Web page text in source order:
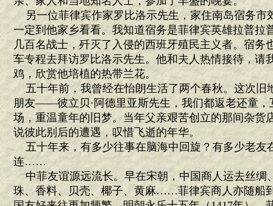
另一位菲律宾作家罗比洛示先生，家住南岛宿务市
一定到他家乡看看。我知道宿务是菲律宾英雄拉普拉
几百名战士，歼灭了入侵的西班牙殖民主义者。宿务
车专程去拜访罗比洛示先生。他和夫人热情接待，请
鸡，欣赏他培植的热带兰花。
五十年前，我曾经在怡朗生活了两个春秋。这次旧
朋友——彼立贝·阿德里亚斯先生，我们都返老还童，
场，重温童年的旧梦。当年父亲艰苦创立的那间杂货
说彼此别后的遭遇，叹惜飞逝的年华。
五十年来，有多少往事在脑海中回旋？有多少老友
连……
中菲友谊源远流长。早在宋朝，中国商人运去丝绸
珠、香料、贝壳、椰子、黄麻……菲律宾商人亦随船